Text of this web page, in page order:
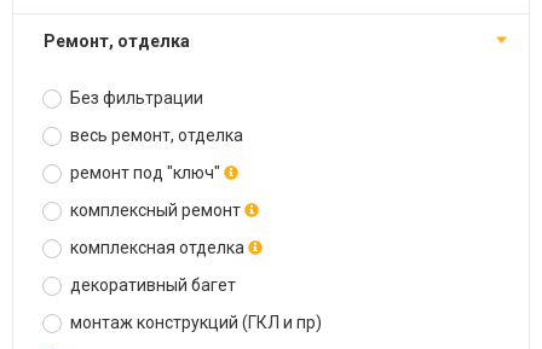
ремонт, отделка
Без фильтрации
весь ремонт, отделка
ремонт под "ключ"
комплексный ремонт
комплексная отделка
декоративный багет
монтаж конструкций (ГКЛ и пр)